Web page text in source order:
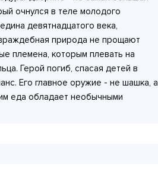
романы
Стихи и поэзия
очнулся в теле молодого
девятнадцатого века,
природа не прощают
племена, которым плевать на
Герой погиб, спасая детей в
Его главное оружие - не шашка, а
еда обладает необычными
игры в суровом краю. Вопрос
и не сгореть самому в новой